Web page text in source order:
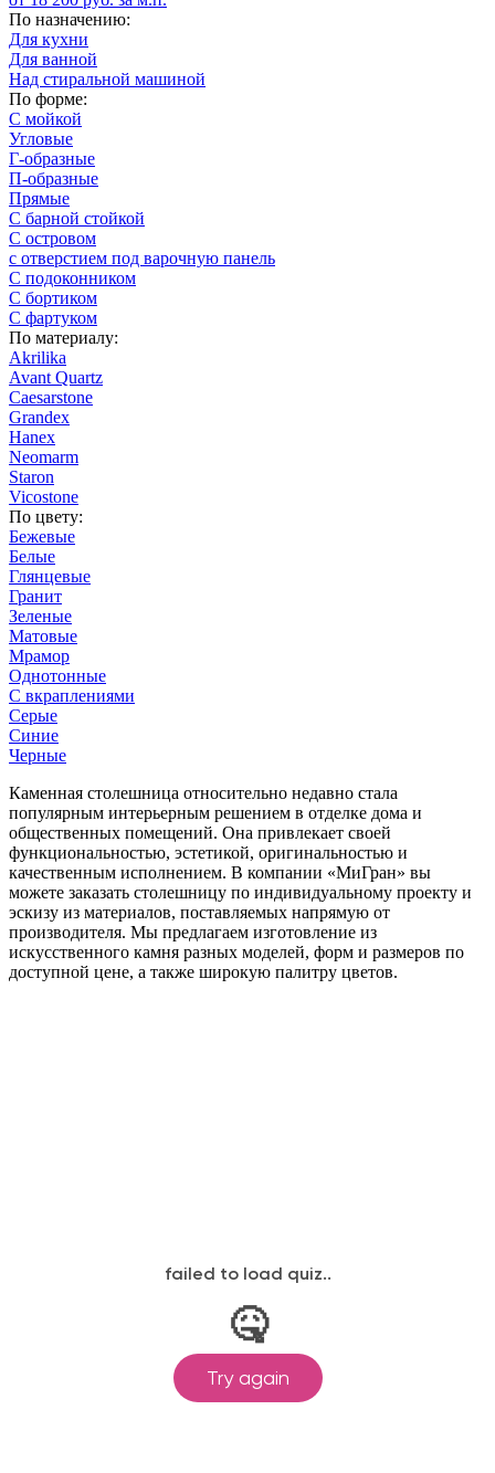
По назначению:
Для кухни
Для ванной
Над стиральной машиной
По форме:
С мойкой
Угловые
Г-образные
П-образные
Прямые
С барной стойкой
С островом
с отверстием под варочную панель
С подоконником
С бортиком
С фартуком
По материалу:
Akrilika
Avant Quartz
Caesarstone
Grandex
Hanex
Neomarm
Staron
Vicostone
По цвету:
Бежевые
Белые
Глянцевые
Гранит
Зеленые
Матовые
Мрамор
Однотонные
С вкраплениями
Cерые
Синие
Черные
Каменная столешница относительно недавно стала
популярным интерьерным решением в отделке дома и
общественных помещений. Она привлекает своей
функциональностью, эстетикой, оригинальностью и
качественным исполнением. В компании «МиГран» вы
можете заказать столешницу по индивидуальному проекту и
эскизу из материалов, поставляемых напрямую от
производителя. Мы предлагаем изготовление из
искусственного камня разных моделей, форм и размеров по
доступной цене, а также широкую палитру цветов.